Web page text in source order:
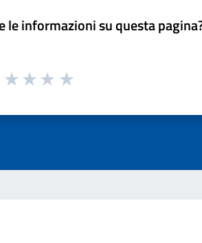
le informazioni su questa